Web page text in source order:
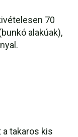
70
alakúak),
takaros kis